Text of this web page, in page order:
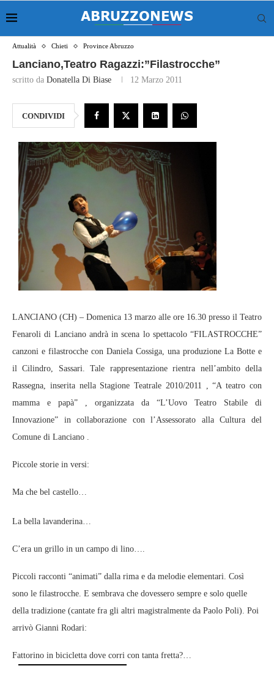
Attualità Chieti Province Abruzzo
Lanciano,Teatro Ragazzi:”Filastrocche”
scritto da Donatella Di Biase 12 Marzo 2011
CONDIVIDI
LANCIANO (CH) – Domenica 13 marzo alle ore 16.30 presso il Teatro
Fenaroli di Lanciano andrà in scena lo spettacolo “FILASTROCCHE”
canzoni e filastrocche con Daniela Cossiga, una produzione La Botte e
il Cilindro, Sassari. Tale rappresentazione rientra nell’ambito della
Rassegna, inserita nella Stagione Teatrale 2010/2011 , “A teatro con
mamma e papà” , organizzata da “L’Uovo Teatro Stabile di
Innovazione” in collaborazione con l’Assessorato alla Cultura del
Comune di Lanciano .
Piccole storie in versi:
Ma che bel castello…
La bella lavanderina…
C’era un grillo in un campo di lino….
Piccoli racconti “animati” dalla rima e da melodie elementari. Così
sono le filastrocche. E sembrava che dovessero sempre e solo quelle
della tradizione (cantate fra gli altri magistralmente da Paolo Poli). Poi
arrivò Gianni Rodari:
Fattorino in bicicletta dove corri con tanta fretta?…